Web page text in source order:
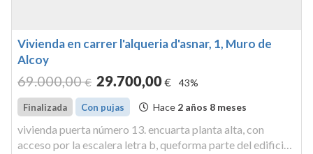
Vivienda en carrer l'alqueria d'asnar, 1, Muro de
Alcoy
69.000,00 € 29.700,00€ 43%
Finalizada Con pujas Hace 2 años 8 meses
vivienda puerta número 13. encuarta planta alta, con
acceso por la escalera letra b, queforma parte del edificio